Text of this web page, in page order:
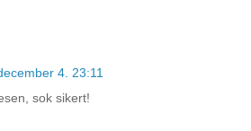
4. 23:11
sok sikert!